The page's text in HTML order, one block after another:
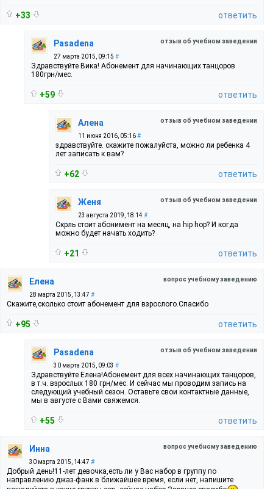
+33 ответить
отзыв об учебном заведении
Pasadena
27 марта 2015, 09:15 #
Здравствуйте Вика! Абонемент для начинающих танцоров
180грн/мес.
+59 ответить
отзыв об учебном заведении
Алена
11 июня 2016, 05:16#
здравствуйте. скажите пожалуйста, можно ли ребенка 4
лет записать к вам?
+62 ответить
отзыв об учебном заведении
Женя
23 августа 2019, 18:14 #
Скрль стоит абонимент на месяц, на hip hop? И когда
можно будет начать ходить?
+21 ответить
вопрос учебному заведению
Елена
28 марта 2015, 13:47 #
Скажите,сколько стоит абонемент для взрослого.Спасибо
+95 ответить
отзыв об учебном заведении
Pasadena
30 марта 2015, 09:03 #
Здравствуйте Елена!Абонемент для всех начинающих танцоров,
в т.ч. взрослых 180 грн/мес. И сейчас мы проводим запись на
следующий учебный сезон. Оставьте свои контактные данные,
мы в августе с Вами свяжемся.
+55 ответить
вопрос учебному заведению
Инна
30 марта 2015, 14:47 #
Добрый день!11-лет девочка,есть ли у Вас набор в группу по
направлению джаз-фанк в ближайшее время, если нет, напишите